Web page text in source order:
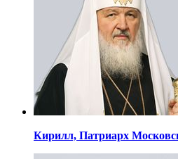
Кирилл, Патриарх